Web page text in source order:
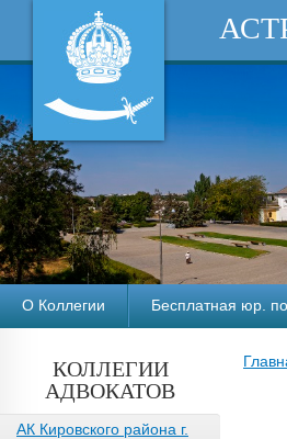
О Коллегии Бесплатная юр.
КОЛЛЕГИИ
АДВОКАТОВ
АК Кировского района г.